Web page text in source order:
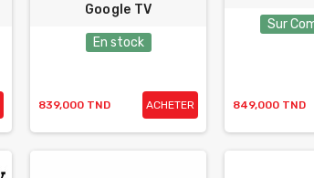
Google TV
En stock
839,000 TND ACHETER
Sur
849,000 TND